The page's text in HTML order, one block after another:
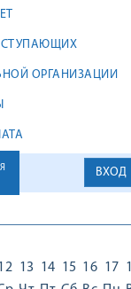
ОРГАНИЗАЦИИ
ВХОД
13
14 15 16 17